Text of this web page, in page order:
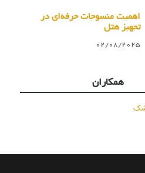
اهمیت منسوجات حرفه‌ای در
تجهیز هتل
02/08/2025
همکاران